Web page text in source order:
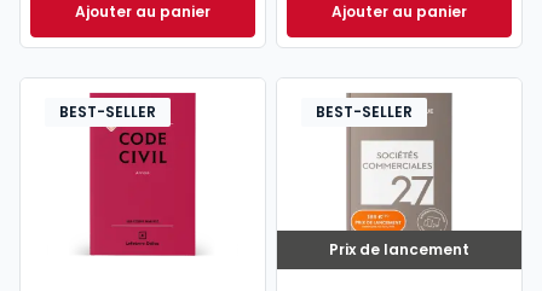
Ajouter au panierINNEO ENTREPRISE - DAF à 229,92 € HT/mois
Ajouter au panier
Mémento Social
BEST-SELLER
Prix de lancement
BEST-SELLER